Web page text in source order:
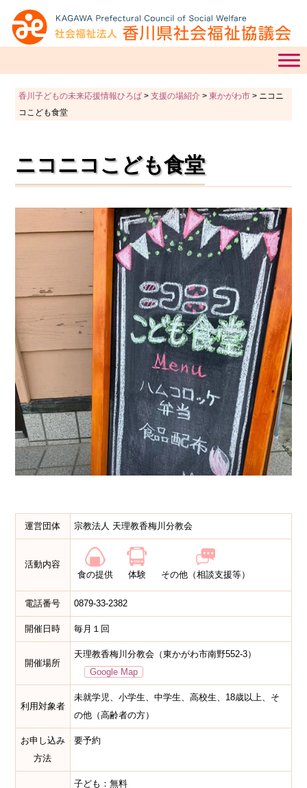
香川子どもの未来応援情報ひろば> 支援の場紹介> 東かがわ市> ニコニ
コこども食堂
ニコニコこども食堂
運営団体 宗教法人 天理教香梅川分教会
活動内容
食の提供
体験 その他（相談支援等）
電話番号 0879-33-2382
開催日時 毎月１回
開催場所
天理教香梅川分教会（東かがわ市南野552-3）
Google Map
利用対象者
未就学児、小学生、中学生、高校生、18歳以上、そ
の他（高齢者の方）
お申し込み
方法
要予約
子ども：無料